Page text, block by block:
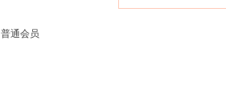
普通会员